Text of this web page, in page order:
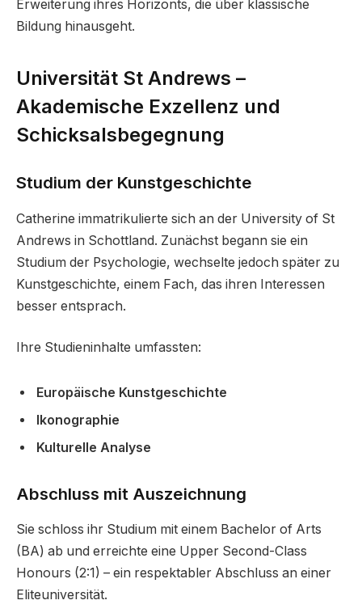
Erweiterung ihres Horizonts, die über klassische
Bildung hinausgeht.
Universität St Andrews –
Akademische Exzellenz und
Schicksalsbegegnung
Studium der Kunstgeschichte
Catherine immatrikulierte sich an der University of St
Andrews in Schottland. Zunächst begann sie ein
Studium der Psychologie, wechselte jedoch später zu
Kunstgeschichte, einem Fach, das ihren Interessen
besser entsprach.
Ihre Studieninhalte umfassten:
Europäische Kunstgeschichte
Ikonographie
Kulturelle Analyse
Abschluss mit Auszeichnung
Sie schloss ihr Studium mit einem Bachelor of Arts
(BA) ab und erreichte eine Upper Second-Class
Honours (2:1) – ein respektabler Abschluss an einer
Eliteuniversität.